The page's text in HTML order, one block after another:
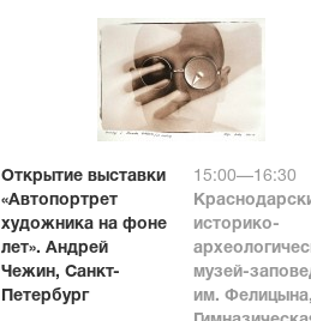
Открытие выставки
«Автопортрет
художника на фоне
лет». Андрей
Чежин, Санкт-
Петербург
15:00—16:30
историко-
музей-
им.